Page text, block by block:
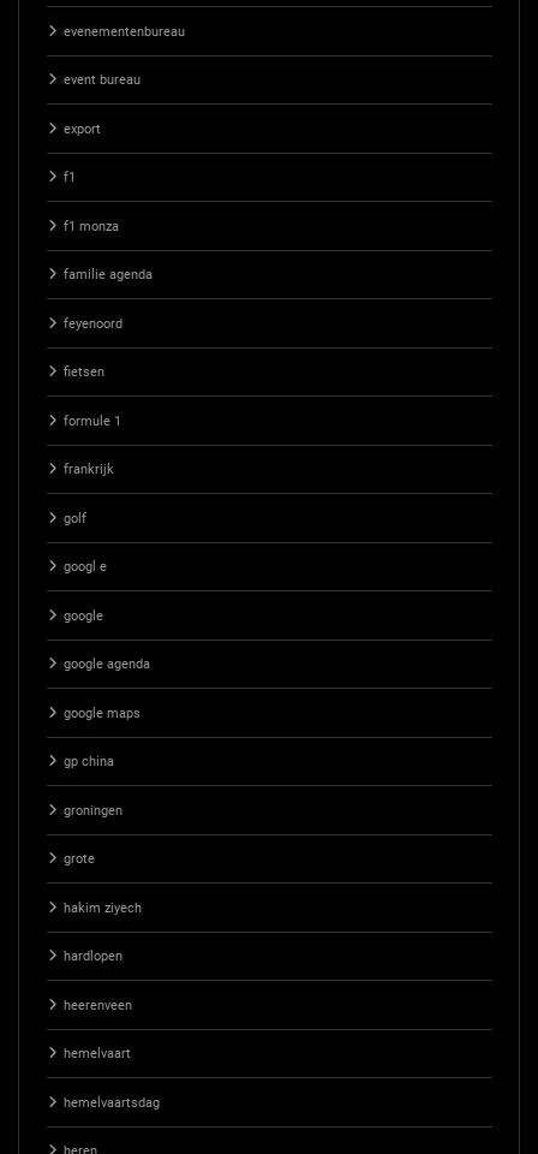
evenementenbureau
event bureau
export
f1
f1 monza
familie agenda
feyenoord
fietsen
formule 1
frankrijk
golf
googl e
google
google agenda
google maps
gp china
groningen
grote
hakim ziyech
hardlopen
heerenveen
hemelvaart
hemelvaartsdag